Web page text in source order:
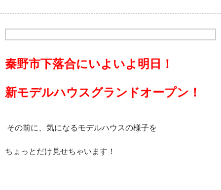
秦野市下落合にいよいよ明日！
新モデルハウスグランドオープン！
その前に、気になるモデルハウスの様子を
ちょっとだけ見せちゃいます！